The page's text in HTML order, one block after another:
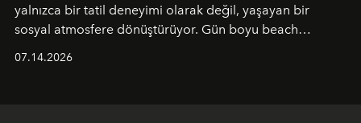
yalnızca bir tatil deneyimi olarak değil, yaşayan bir
sosyal atmosfere dönüştürüyor. Gün boyu beach
07.14.2026